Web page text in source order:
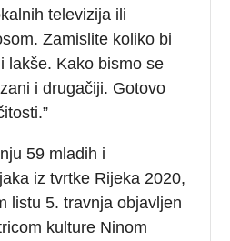
televizija ili
Zamislite koliko bi
lakše. Kako bismo se
i drugačiji. Gotovo
59 mladih i
iz tvrtke Rijeka 2020,
listu 5. travnja objavljen
kulture Ninom